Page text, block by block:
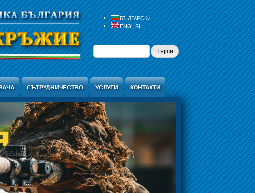
БЪЛГАРСКИ
ENGLISH
ФОРМА ЗА
ТЪРСЕНЕ
ТЪРСИ
СЪТРУДНИЧЕСТВО УСЛУГИ КОНТАКТИ